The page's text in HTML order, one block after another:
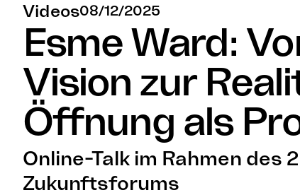
Videos08/12/2025
Esme Ward:
Vision zur
Öffnung als
Online-Talk im Rahmen des
Zukunftsforums